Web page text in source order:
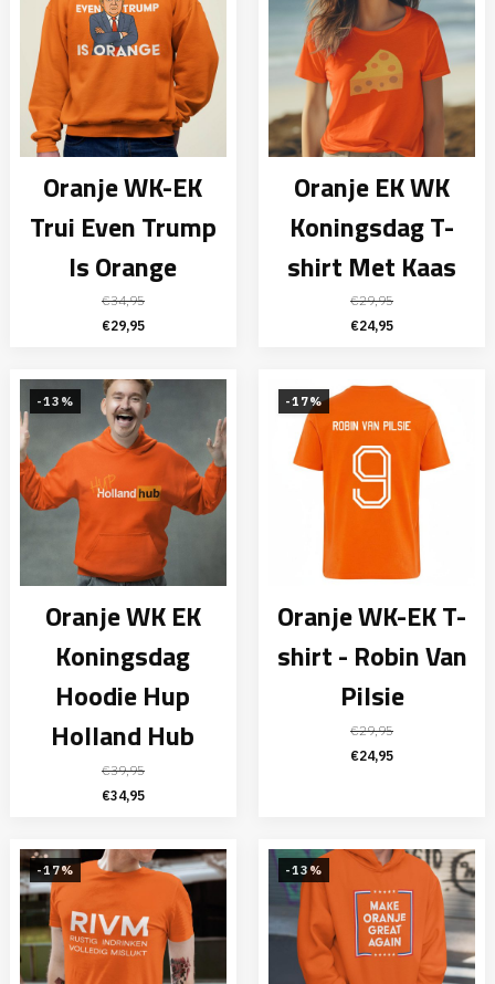
Oranje WK-EK
Trui Even Trump
Is Orange
€34,95
Oorspronkelijke
was:
€34,95.
€29,95Huidige
is:
€29,95.
Oranje EK WK
Koningsdag T-
shirt Met Kaas
€29,95
Oorspronkelijke
€29,95.
€24,95Huidige
€24,95.
-13%
Oranje WK EK
Koningsdag
Hoodie Hup
Holland Hub
€39,95
Oorspronkelijke
was:
€39,95.
€34,95Huidige
is:
€34,95.
-17%
Oranje WK-EK T-
shirt - Robin Van
Pilsie
€29,95
Oorspronkelijke
€24,95Huidige
-17% -13%